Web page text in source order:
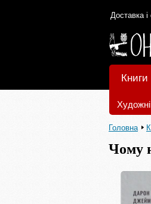
Доставка
Книги
Художні
Головна
Чому